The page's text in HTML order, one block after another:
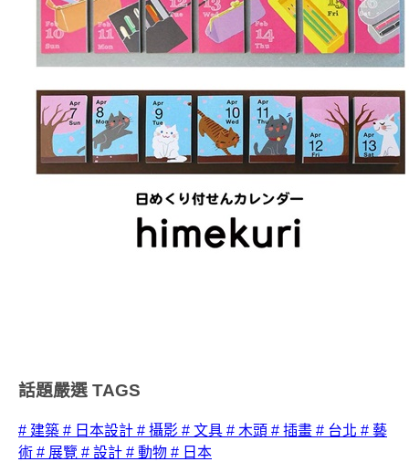
話題嚴選 TAGS
# 建築 # 日本設計 # 攝影 # 文具 # 木頭 # 插畫 # 台北 # 藝
術 # 展覽 # 設計 # 動物 # 日本